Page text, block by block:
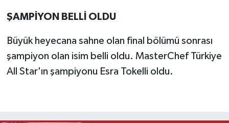
ŞAMPİYON BELLİ OLDU
Büyük heyecana sahne olan final bölümü sonrası
şampiyon olan isim belli oldu. MasterChef Türkiye
All Star'ın şampiyonu Esra Tokelli oldu.